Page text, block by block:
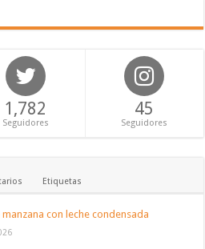
1,782
Seguidores
45
Seguidores
Etiquetas
con leche condensada